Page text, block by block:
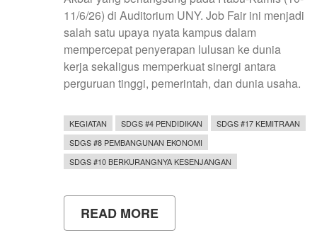
11/6/26) di Auditorium UNY. Job Fair ini menjadi
salah satu upaya nyata kampus dalam
mempercepat penyerapan lulusan ke dunia
kerja sekaligus memperkuat sinergi antara
perguruan tinggi, pemerintah, dan dunia usaha.
KEGIATAN SDGS #4 PENDIDIKAN
SDGS #17 KEMITRAAN
SDGS #8 PEMBANGUNAN EKONOMI
SDGS #10 BERKURANGNYA KESENJANGAN
READ MORE
JOB